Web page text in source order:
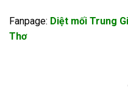
Fanpage: Diệt mối Trung
Thơ